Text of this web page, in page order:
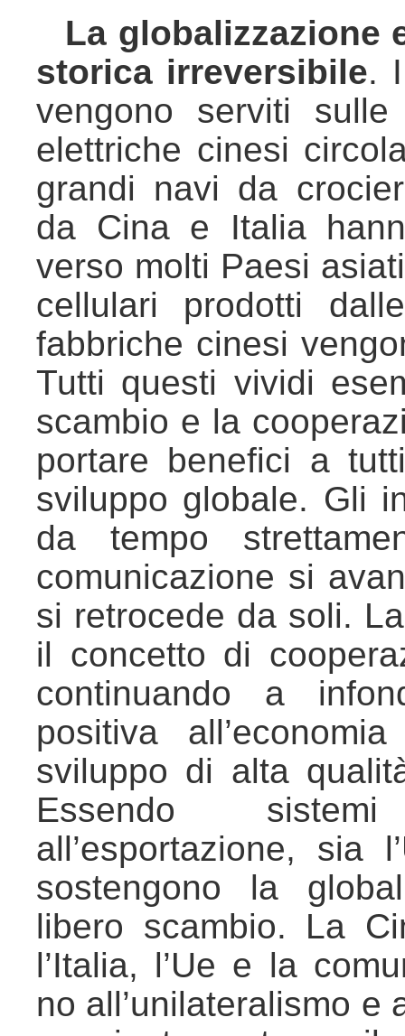
La globalizzazione
storica irreversibile.
vengono serviti
elettriche cinesi
grandi navi da
da Cina e Italia
verso molti Paesi
cellulari prodotti
fabbriche cinesi
Tutti questi vividi
scambio e la
portare benefici a
sviluppo globale. Gli
da tempo
comunicazione si
si retrocede da soli.
il concetto di
continuando a
positiva
sviluppo di alta
Essendo
all’esportazione, sia
sostengono la
libero scambio. La
l’Italia, l’Ue e la
no all’unilateralismo e